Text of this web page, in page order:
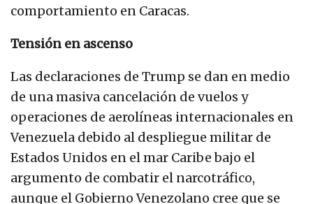
comportamiento en Caracas.
Tensión en ascenso
Las declaraciones de Trump se dan en medio
de una masiva cancelación de vuelos y
operaciones de aerolíneas internacionales en
Venezuela debido al despliegue militar de
Estados Unidos en el mar Caribe bajo el
argumento de combatir el narcotráfico,
aunque el Gobierno Venezolano cree que se